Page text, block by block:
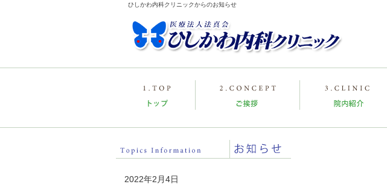
ひしかわ内科クリニックからのお知らせ
2022年2月4日